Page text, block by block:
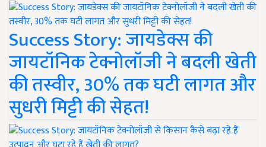
Success Story: जायडेक्स की
जायटॉनिक टेक्नोलॉजी ने बदली खेती
की तस्वीर, 30% तक घटी लागत और
सुधरी मिट्टी की सेहत!